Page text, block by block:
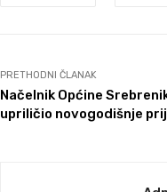
PRETHODNI ČLANAK
Načelnik Općine
upriličio novogodišnje